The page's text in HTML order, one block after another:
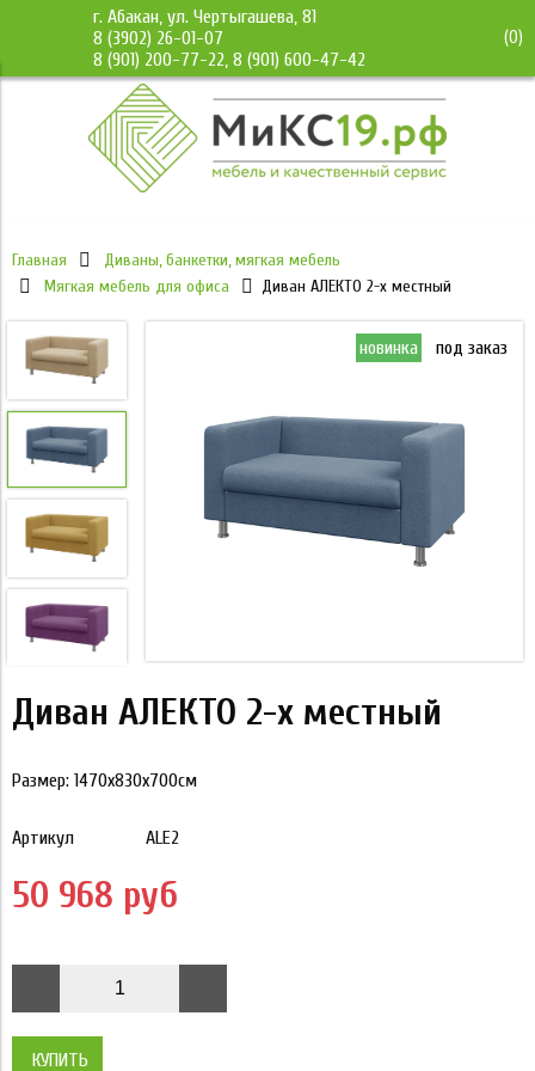
г. Абакан, ул. Чертыгашева, 81
8 (3902) 26-01-07
8 (901) 200-77-22, 8 (901) 600-47-42
(0)
Главная
Диваны, банкетки, мягкая мебель
Мягкая мебель для офиса
Диван АЛЕКТО 2-х местный
под заказ новинка под заказ
Диван АЛЕКТО 2-х местный
Размер: 1470х830х700см
Артикул ALE2
50 968 руб
КУПИТЬ